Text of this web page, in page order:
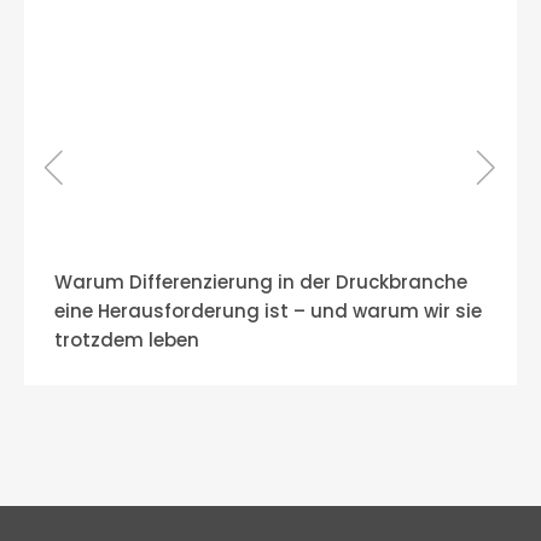
Warum Differenzierung in der Druckbranche
eine Herausforderung ist – und warum wir sie
trotzdem leben